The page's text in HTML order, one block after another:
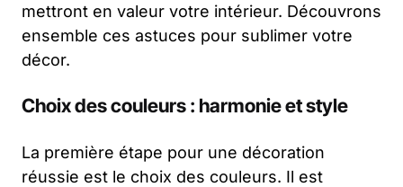
mettront en valeur votre intérieur. Découvrons
ensemble ces astuces pour sublimer votre
décor.
Choix des couleurs : harmonie et style
La première étape pour une décoration
réussie est le choix des couleurs. Il est